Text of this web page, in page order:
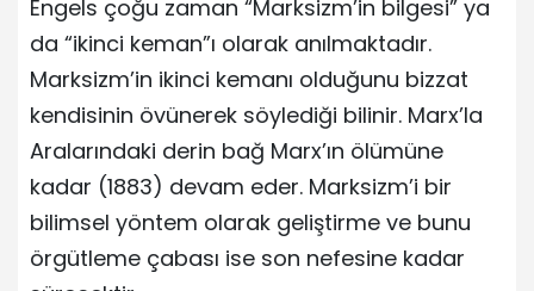
Engels çoğu zaman “Marksizm’in bilgesi” ya
da “ikinci keman”ı olarak anılmaktadır.
Marksizm’in ikinci kemanı olduğunu bizzat
kendisinin övünerek söylediği bilinir. Marx’la
Aralarındaki derin bağ Marx’ın ölümüne
kadar (1883) devam eder. Marksizm’i bir
bilimsel yöntem olarak geliştirme ve bunu
örgütleme çabası ise son nefesine kadar